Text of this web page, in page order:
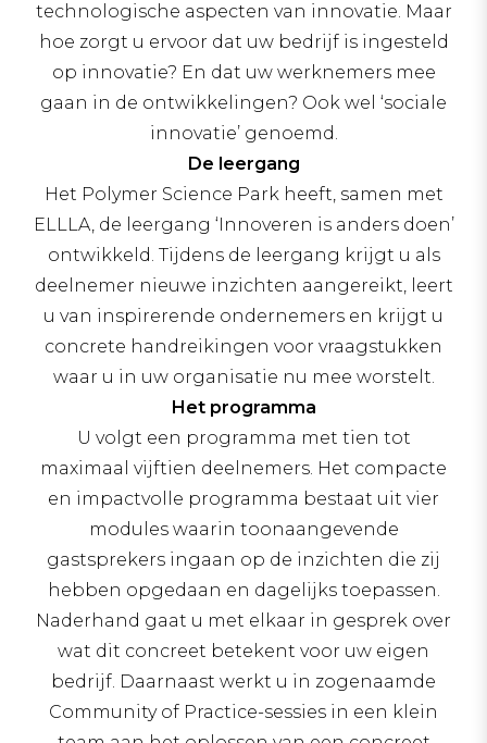
technologische aspecten van innovatie. Maar
hoe zorgt u ervoor dat uw bedrijf is ingesteld
op innovatie? En dat uw werknemers mee
gaan in de ontwikkelingen? Ook wel ‘sociale
innovatie’ genoemd.
De leergang
Het Polymer Science Park heeft, samen met
ELLLA, de leergang ‘Innoveren is anders doen’
ontwikkeld. Tijdens de leergang krijgt u als
deelnemer nieuwe inzichten aangereikt, leert
u van inspirerende ondernemers en krijgt u
concrete handreikingen voor vraagstukken
waar u in uw organisatie nu mee worstelt.
Het programma
U volgt een programma met tien tot
maximaal vijftien deelnemers. Het compacte
en impactvolle programma bestaat uit vier
modules waarin toonaangevende
gastsprekers ingaan op de inzichten die zij
hebben opgedaan en dagelijks toepassen.
Naderhand gaat u met elkaar in gesprek over
wat dit concreet betekent voor uw eigen
bedrijf. Daarnaast werkt u in zogenaamde
Community of Practice-sessies in een klein